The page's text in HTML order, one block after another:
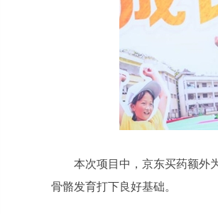
本次项目中，京东买药额外
骨骼发育打下良好基础。